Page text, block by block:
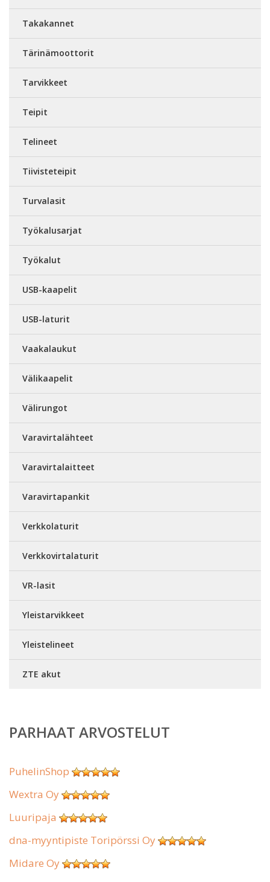
Takakannet
Tärinämoottorit
Tarvikkeet
Teipit
Telineet
Tiivisteteipit
Turvalasit
Työkalusarjat
Työkalut
USB-kaapelit
USB-laturit
Vaakalaukut
Välikaapelit
Välirungot
Varavirtalähteet
Varavirtalaitteet
Varavirtapankit
Verkkolaturit
Verkkovirtalaturit
VR-lasit
Yleistarvikkeet
Yleistelineet
ZTE akut
PARHAAT ARVOSTELUT
PuhelinShop
Wextra Oy
Luuripaja
dna-myyntipiste Toripörssi Oy
Midare Oy